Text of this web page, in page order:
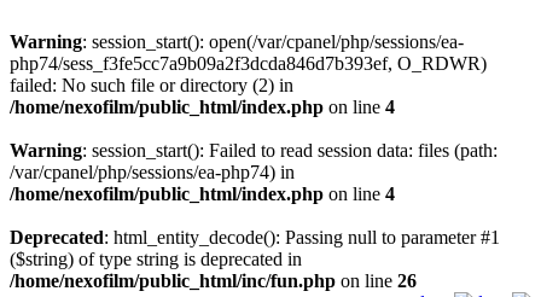
Warning: session_start(): open(/var/cpanel/php/sessions/ea-
php74/sess_f3fe5cc7a9b09a2f3dcda846d7b393ef, O_RDWR)
failed: No such file or directory (2) in
/home/nexofilm/public_html/index.php on line 4
Warning: session_start(): Failed to read session data: files (path:
/var/cpanel/php/sessions/ea-php74) in
/home/nexofilm/public_html/index.php on line 4
Deprecated: html_entity_decode(): Passing null to parameter #1
($string) of type string is deprecated in
/home/nexofilm/public_html/inc/fun.php on line 26